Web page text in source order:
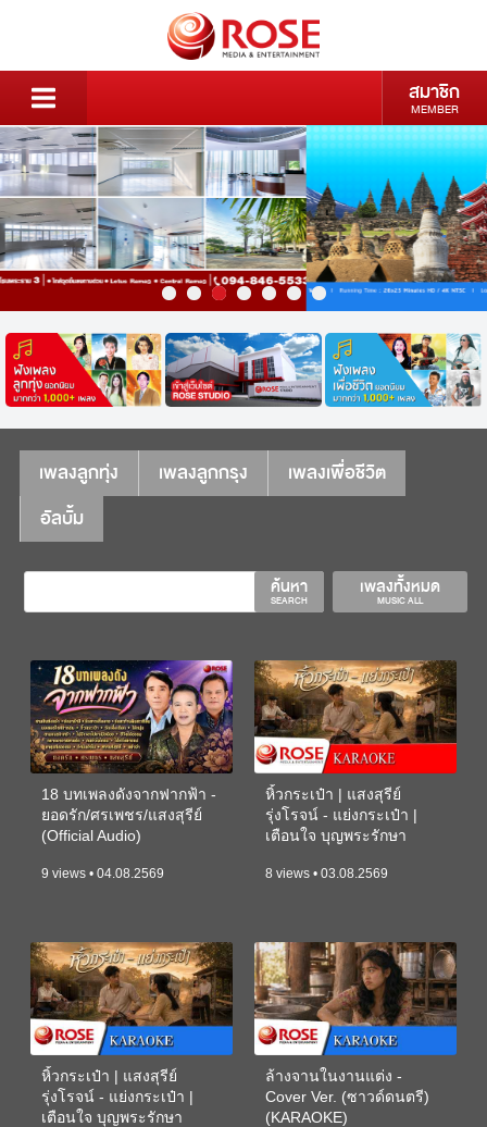
สมาชิก
MEMBER
เพลงลูกทุ่ง เพลงลูกกรุง
เพลงเพื่อชีวิต
อัลบั้ม
เพลงทั้งหมด
MUSIC ALL
ค้นหา
SEARCH
18 บทเพลงดังจากฟากฟ้า -
ยอดรัก/ศรเพชร/แสงสุรีย์
(Official Audio)
9 views • 04.08.2569
หิ้วกระเป๋า | แสงสุรีย์
รุ่งโรจน์ - แย่งกระเป๋า |
เตือนใจ บุญพระรักษา
8 views • 03.08.2569
หิ้วกระเป๋า | แสงสุรีย์
รุ่งโรจน์ - แย่งกระเป๋า |
เตือนใจ บุญพระรักษา
ล้างจานในงานแต่ง -
Cover Ver. (ซาวด์ดนตรี)
(KARAOKE)